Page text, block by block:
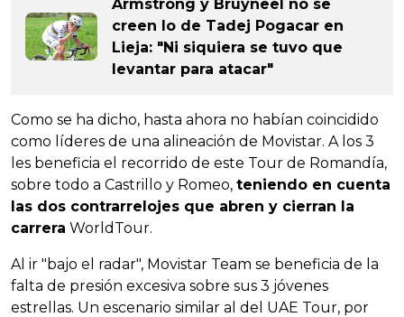
Armstrong y Bruyneel no se
creen lo de Tadej Pogacar en
Lieja: "Ni siquiera se tuvo que
levantar para atacar"
Como se ha dicho, hasta ahora no habían coincidido
como líderes de una alineación de Movistar. A los 3
les beneficia el recorrido de este Tour de Romandía,
sobre todo a Castrillo y Romeo, teniendo en cuenta
las dos contrarrelojes que abren y cierran la
carrera WorldTour.
Al ir "bajo el radar", Movistar Team se beneficia de la
falta de presión excesiva sobre sus 3 jóvenes
estrellas. Un escenario similar al del UAE Tour, por